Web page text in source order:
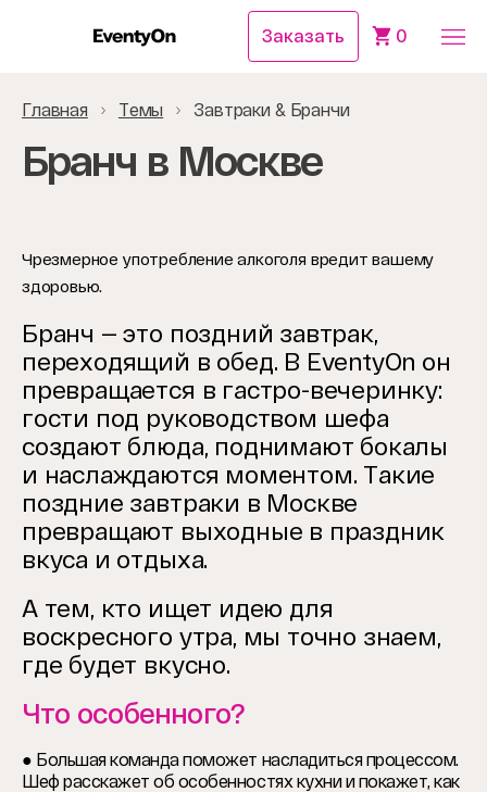
Заказать 0
Главная Темы Завтраки & Бранчи
Бранч в Москве
Чрезмерное употребление алкоголя вредит вашему
здоровью.
Бранч — это поздний завтрак,
переходящий в обед. В EventyOn он
превращается в гастро-вечеринку:
гости под руководством шефа
создают блюда, поднимают бокалы
и наслаждаются моментом. Такие
поздние завтраки в Москве
превращают выходные в праздник
вкуса и отдыха.
А тем, кто ищет идею для
воскресного утра, мы точно знаем,
где будет вкусно.
Что особенного?
● Большая команда поможет насладиться процессом.
Шеф расскажет об особенностях кухни и покажет, как